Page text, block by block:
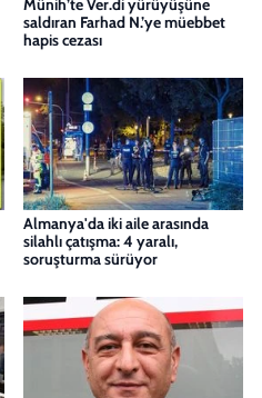
Münih’te Ver.di yürüyüşüne
saldıran Farhad N.’ye müebbet
hapis cezası
Almanya'da iki aile arasında
silahlı çatışma: 4 yaralı,
soruşturma sürüyor